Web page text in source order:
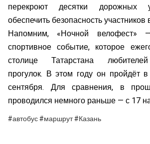
перекроют десятки дорожных
обеспечить безопасность
Напомним, «Ночной велофест»
спортивное событие, которое
столице Татарстана
прогулок. В этом году он пройдёт
сентября. Для сравнения, в
проводился немного раньше — с 17
#автобус #маршрут #Казань